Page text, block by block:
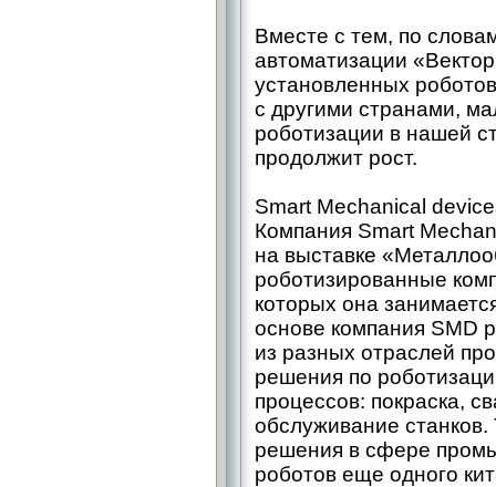
Вместе с тем, по
автоматизации
установленных
с другими странами,
роботизации в нашей
продолжит рост.
Smart Mechanical
Компания Smart
на выставке
роботизированные
которых она
основе компания SMD
из разных отраслей
решения по
процессов: покраска,
обслуживание станков.
решения в сфере
роботов еще одного